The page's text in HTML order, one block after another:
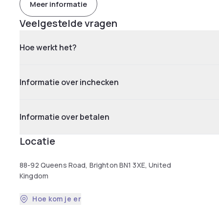
Meer informatie
Veelgestelde vragen
Hoe werkt het?
Informatie over inchecken
Informatie over betalen
Locatie
88-92 Queens Road, Brighton BN1 3XE, United
Kingdom
Hoe kom je er